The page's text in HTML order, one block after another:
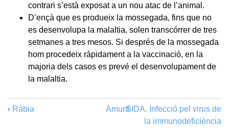
contrari s’està exposat a un nou atac de l’animal.
D’ençà que es produeix la mossegada, fins que no
es desenvolupa la malaltia, solen transcórrer de tres
setmanes a tres mesos. Si després de la mossegada
hom procedeix ràpidament a la vaccinació, en la
majoria dels casos es prevé el desenvolupament de
la malaltia.
‹ Ràbia AmuntSIDA. Infecció pel virus de
la immunodeficiència